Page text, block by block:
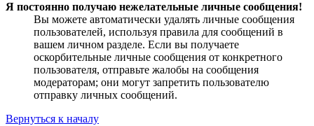
Я постоянно получаю нежелательные личные сообщения!
Вы можете автоматически удалять личные сообщения
пользователей, используя правила для сообщений в
вашем личном разделе. Если вы получаете
оскорбительные личные сообщения от конкретного
пользователя, отправьте жалобы на сообщения
модераторам; они могут запретить пользователю
отправку личных сообщений.
Вернуться к началу